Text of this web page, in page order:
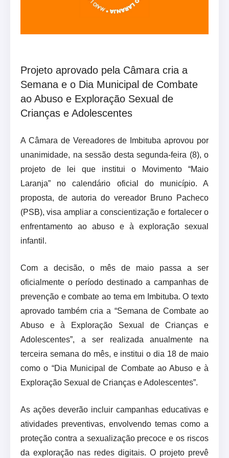
Projeto aprovado pela Câmara cria a
Semana e o Dia Municipal de Combate
ao Abuso e Exploração Sexual de
Crianças e Adolescentes
A Câmara de Vereadores de Imbituba aprovou por
unanimidade, na sessão desta segunda-feira (8), o
projeto de lei que institui o Movimento “Maio
Laranja” no calendário oficial do município. A
proposta, de autoria do vereador Bruno Pacheco
(PSB), visa ampliar a conscientização e fortalecer o
enfrentamento ao abuso e à exploração sexual
infantil.
Com a decisão, o mês de maio passa a ser
oficialmente o período destinado a campanhas de
prevenção e combate ao tema em Imbituba. O texto
aprovado também cria a “Semana de Combate ao
Abuso e à Exploração Sexual de Crianças e
Adolescentes”, a ser realizada anualmente na
terceira semana do mês, e institui o dia 18 de maio
como o “Dia Municipal de Combate ao Abuso e à
Exploração Sexual de Crianças e Adolescentes”.
As ações deverão incluir campanhas educativas e
atividades preventivas, envolvendo temas como a
proteção contra a sexualização precoce e os riscos
da exploração nas redes digitais. O projeto prevê